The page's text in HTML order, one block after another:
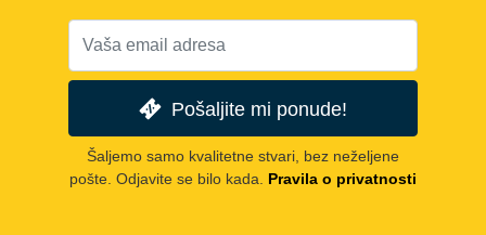
Pošaljite mi ponude!
Šaljemo samo kvalitetne stvari, bez neželjene
pošte. Odjavite se bilo kada.
Pravila o privatnosti